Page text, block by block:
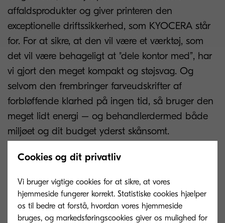
affaldsprodukter og giver printeren den
exceptionelle driftssikkerhed, som KYOCERA står
for. For at sikre, at den vil være et værktøj, som
det vil være behageligt at "dele kontor med”, har
vi gjort den meget kompakt og støjsvag. Og
selvom den frembringer farveudskrifter af
forbløffende klarhed på ingen tid, så bruger den
meget lidt energi – og behandlerdermed både
miljøet og dit budget yderst skånsomt.
Op til 26 sider pr. minut i A4 i farve og s/h
Op til 9.600 dpi udskriftskvalitet med multibit-teknologi
Standard-dupleksenhed til dobbeltsidet udskrivning
Cookies og dit privatliv
Vi bruger vigtige cookies for at sikre, at vores
hjemmeside fungerer korrekt. Statistiske cookies hjælper
os til bedre at forstå, hvordan vores hjemmeside
bruges, og markedsføringscookies giver os mulighed for